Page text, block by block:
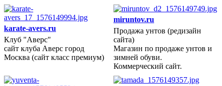
karate-avers.ru
Клуб "Аверс"
сайт клуба Аверс город
Москва (сайт класс премиум)
miruntov.ru
Продажа унтов (редизайн
сайта)
Магазин по продаже унтов и
зимней обуви.
Коммерческий сайт.